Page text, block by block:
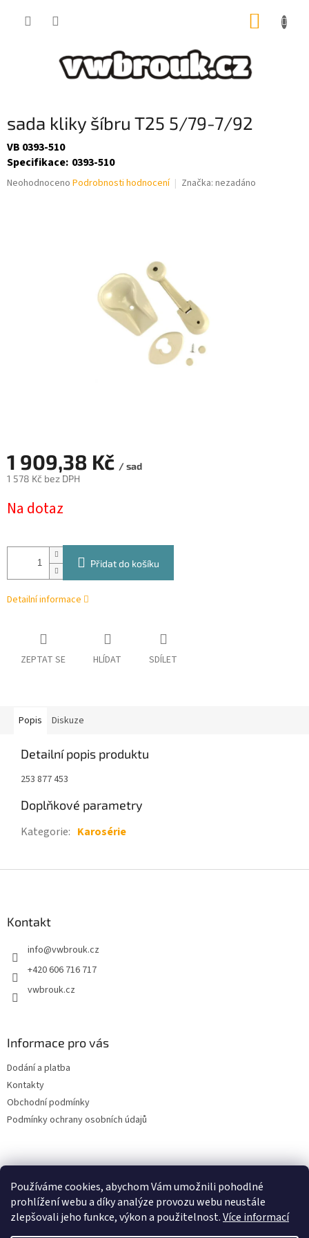
Používáme cookies, abychom Vám umožnili pohodlné
prohlížení webu a díky analýze provozu webu neustále
zlepšovali jeho funkce, výkon a použitelnost.Více informací
sada kliky šíbru T25 5/79-7/92
VB 0393-510
Specifikace: 0393-510
Průměrné
Neohodnoceno Podrobnosti hodnocení Značka: nezadáno
1 909,38 Kč / sad
1 578 Kč bez DPH
cena:
Na dotaz
Přidat do košíku
Detailní informace
ZEPTAT SE HLÍDAT SDÍLET
Popis Diskuze
Detailní popis produktu
253 877 453
Doplňkové parametry
Kategorie: Karosérie
Kontakt
info@vwbrouk.cz
+420 606 716 717
vwbrouk.cz
Informace pro vás
Dodání a platba
Kontakty
Obchodní podmínky
Podmínky ochrany osobních údajů